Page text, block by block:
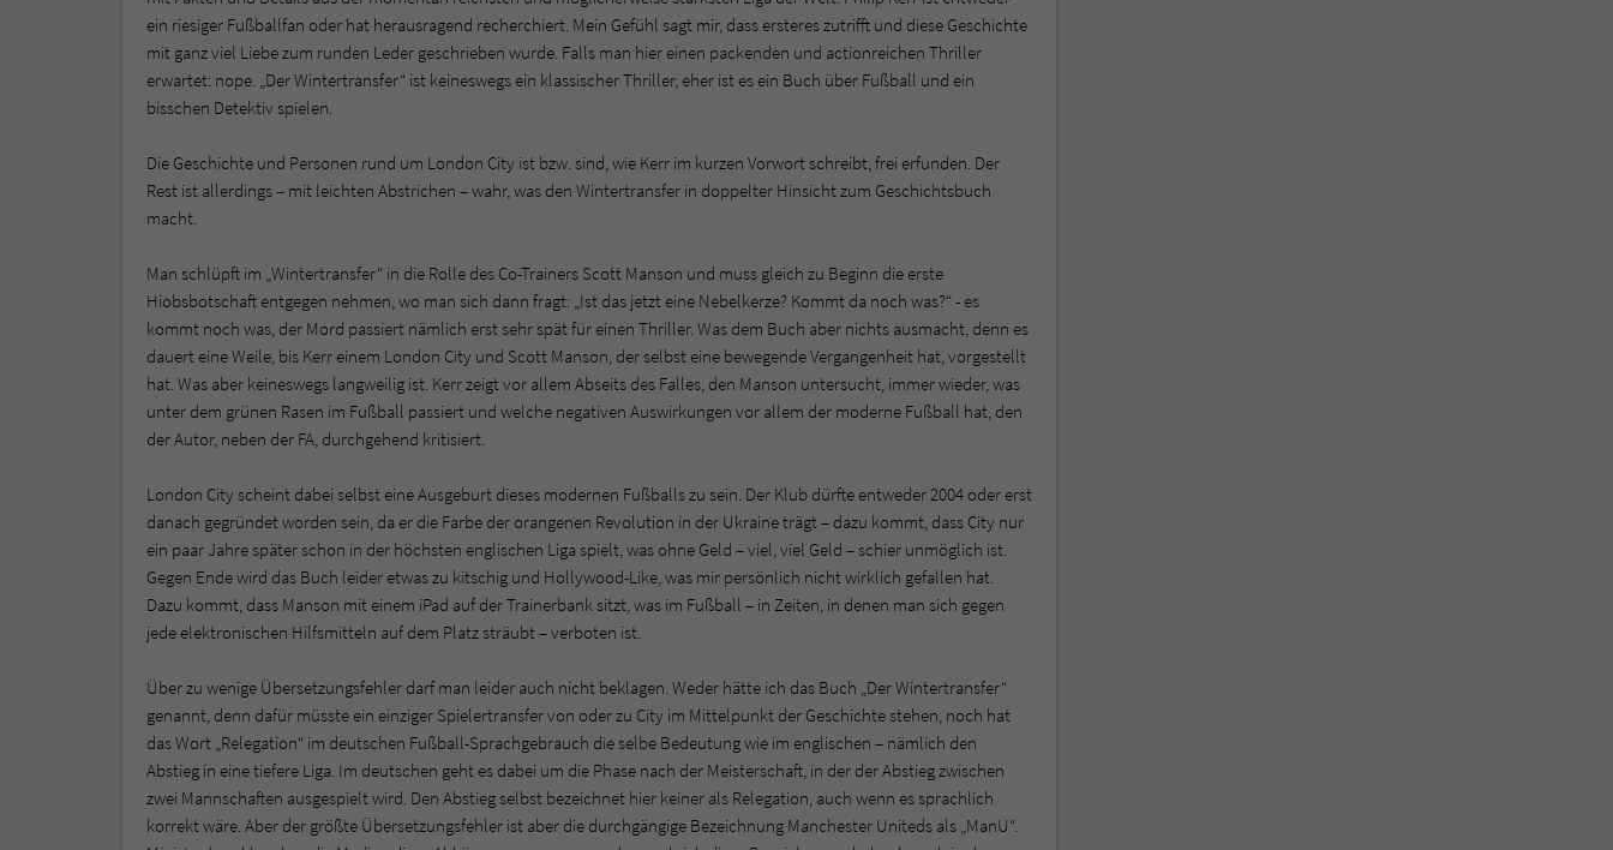
ein riesiger Fußballfan oder hat herausragend recherchiert. Mein Gefühl sagt mir, dass ersteres zutrifft und diese Geschichte
mit ganz viel Liebe zum runden Leder geschrieben wurde. Falls man hier einen packenden und actionreichen Thriller
erwartet: nope. „Der Wintertransfer“ ist keineswegs ein klassischer Thriller, eher ist es ein Buch über Fußball und ein
bisschen Detektiv spielen.
Die Geschichte und Personen rund um London City ist bzw. sind, wie Kerr im kurzen Vorwort schreibt, frei erfunden. Der
Rest ist allerdings – mit leichten Abstrichen – wahr, was den Wintertransfer in doppelter Hinsicht zum Geschichtsbuch
macht.
Man schlüpft im „Wintertransfer“ in die Rolle des Co-Trainers Scott Manson und muss gleich zu Beginn die erste
Hiobsbotschaft entgegen nehmen, wo man sich dann fragt: „Ist das jetzt eine Nebelkerze? Kommt da noch was?“ - es
kommt noch was, der Mord passiert nämlich erst sehr spät für einen Thriller. Was dem Buch aber nichts ausmacht, denn es
dauert eine Weile, bis Kerr einem London City und Scott Manson, der selbst eine bewegende Vergangenheit hat, vorgestellt
hat. Was aber keineswegs langweilig ist. Kerr zeigt vor allem Abseits des Falles, den Manson untersucht, immer wieder, was
unter dem grünen Rasen im Fußball passiert und welche negativen Auswirkungen vor allem der moderne Fußball hat, den
der Autor, neben der FA, durchgehend kritisiert.
London City scheint dabei selbst eine Ausgeburt dieses modernen Fußballs zu sein. Der Klub dürfte entweder 2004 oder erst
danach gegründet worden sein, da er die Farbe der orangenen Revolution in der Ukraine trägt – dazu kommt, dass City nur
ein paar Jahre später schon in der höchsten englischen Liga spielt, was ohne Geld – viel, viel Geld – schier unmöglich ist.
Gegen Ende wird das Buch leider etwas zu kitschig und Hollywood-Like, was mir persönlich nicht wirklich gefallen hat.
Dazu kommt, dass Manson mit einem iPad auf der Trainerbank sitzt, was im Fußball – in Zeiten, in denen man sich gegen
jede elektronischen Hilfsmitteln auf dem Platz sträubt – verboten ist.
Über zu wenige Übersetzungsfehler darf man leider auch nicht beklagen. Weder hätte ich das Buch „Der Wintertransfer“
genannt, denn dafür müsste ein einziger Spielertransfer von oder zu City im Mittelpunkt der Geschichte stehen, noch hat
das Wort „Relegation“ im deutschen Fußball-Sprachgebrauch die selbe Bedeutung wie im englischen – nämlich den
Abstieg in eine tiefere Liga. Im deutschen geht es dabei um die Phase nach der Meisterschaft, in der der Abstieg zwischen
zwei Mannschaften ausgespielt wird. Den Abstieg selbst bezeichnet hier keiner als Relegation, auch wenn es sprachlich
korrekt wäre. Aber der größte Übersetzungsfehler ist aber die durchgängige Bezeichnung Manchester Uniteds als „ManU“.